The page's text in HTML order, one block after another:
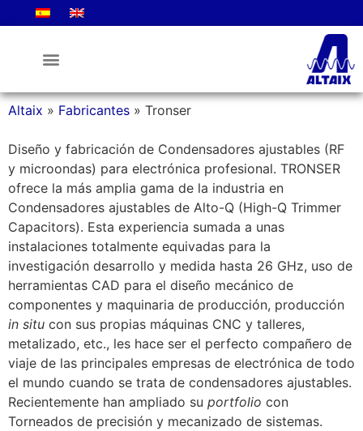
Altaix » Fabricantes » Tronser
Diseño y fabricación de Condensadores ajustables (RF
y microondas) para electrónica profesional. TRONSER
ofrece la más amplia gama de la industria en
Condensadores ajustables de Alto-Q (High-Q Trimmer
Capacitors). Esta experiencia sumada a unas
instalaciones totalmente equivadas para la
investigación desarrollo y medida hasta 26 GHz, uso de
herramientas CAD para el diseño mecánico de
componentes y maquinaria de producción, producción
in situ con sus propias máquinas CNC y talleres,
metalizado, etc., les hace ser el perfecto compañero de
viaje de las principales empresas de electrónica de todo
el mundo cuando se trata de condensadores ajustables.
Recientemente han ampliado su portfolio con
Torneados de precisión y mecanizado de sistemas.